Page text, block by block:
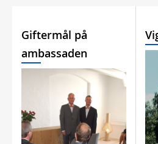
Giftermål på
ambassaden